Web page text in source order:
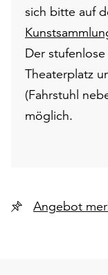
sich bitte auf
Der
Theaterplatz
(Fahrstuhl
möglich.